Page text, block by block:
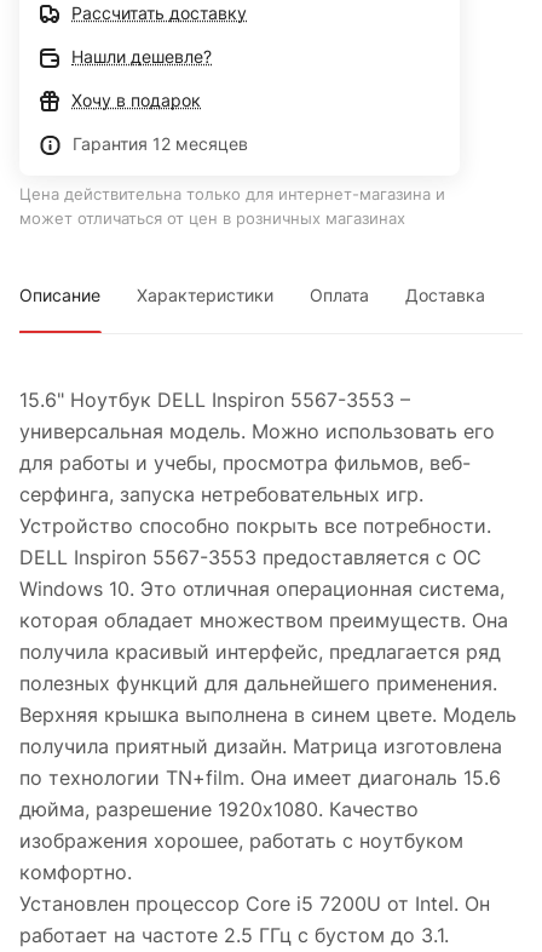
Рассчитать доставку
Нашли дешевле?
Хочу в подарок
Гарантия 12 месяцев
Цена действительна только для интернет-магазина и
может отличаться от цен в розничных магазинах
Описание Характеристики Оплата Доставка
15.6" Ноутбук DELL Inspiron 5567-3553 –
универсальная модель. Можно использовать его
для работы и учебы, просмотра фильмов, веб-
серфинга, запуска нетребовательных игр.
Устройство способно покрыть все потребности.
DELL Inspiron 5567-3553 предоставляется с ОС
Windows 10. Это отличная операционная система,
которая обладает множеством преимуществ. Она
получила красивый интерфейс, предлагается ряд
полезных функций для дальнейшего применения.
Верхняя крышка выполнена в синем цвете. Модель
получила приятный дизайн. Матрица изготовлена
по технологии TN+film. Она имеет диагональ 15.6
дюйма, разрешение 1920x1080. Качество
изображения хорошее, работать с ноутбуком
комфортно.
Установлен процессор Core i5 7200U от Intel. Он
работает на частоте 2.5 ГГц с бустом до 3.1.